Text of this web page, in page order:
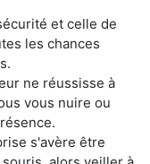
et celle de
les chances
ne réussisse à
vous nuire ou
s'avère être